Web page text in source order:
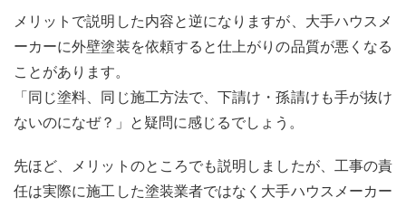
メリットで説明した内容と逆になりますが、大手ハウスメ
ーカーに外壁塗装を依頼すると仕上がりの品質が悪くなる
ことがあります。
「同じ塗料、同じ施工方法で、下請け・孫請けも手が抜け
ないのになぜ？」と疑問に感じるでしょう。
先ほど、メリットのところでも説明しましたが、工事の責
任は実際に施工した塗装業者ではなく大手ハウスメーカー